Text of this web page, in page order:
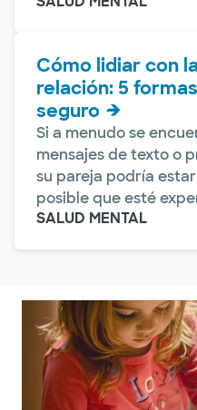
Cómo lidiar con
relación: 5
seguro
Si a menudo se
mensajes de texto o
su pareja podría
posible que esté
SALUD MENTAL